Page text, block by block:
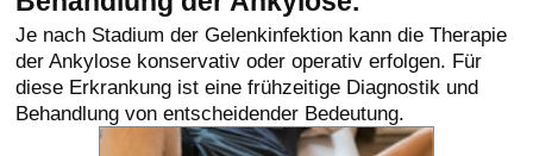
Je nach Stadium der Gelenkinfektion kann die Therapie
der Ankylose konservativ oder operativ erfolgen. Für
diese Erkrankung ist eine frühzeitige Diagnostik und
Behandlung von entscheidender Bedeutung.